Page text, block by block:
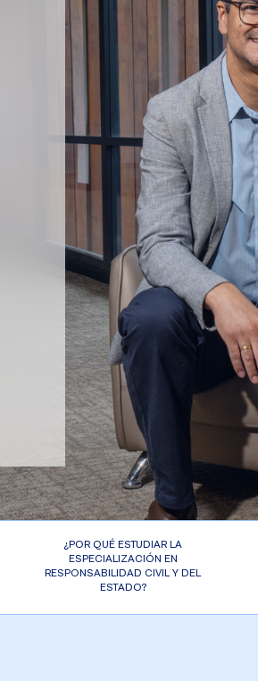
¿POR QUÉ ESTUDIAR LA
ESPECIALIZACIÓN EN
RESPONSABILIDAD CIVIL Y DEL
ESTADO?